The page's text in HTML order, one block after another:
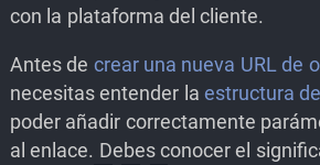
con la plataforma del cliente.
Antes de crear una nueva URL de
necesitas entender laestructura
poder añadir correctamente
al enlace. Debes conocer el